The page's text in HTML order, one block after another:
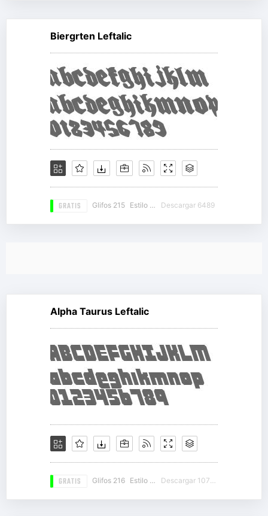
Biergrten Leftalic
GRATIS Glifos 215 Estilo 20 Descargar 6489
Alpha Taurus Leftalic
GRATIS Glifos 216 Estilo 18 Descargar 10703